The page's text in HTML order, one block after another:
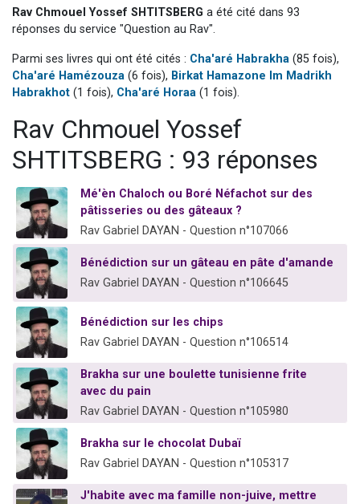
Il reste 49 places pour étudier en groupe sur Zoom
12 nouvelles musiques dans Torah-Box Music
Rav Chmouel Yossef SHTITSBERG a été cité dans 93
réponses du service "Question au Rav".
Parmi ses livres qui ont été cités : Cha'aré Habrakha (85 fois),
Cha'aré Hamézouza (6 fois), Birkat Hamazone Im Madrikh
Habrakhot (1 fois), Cha'aré Horaa (1 fois).
Rav Chmouel Yossef
SHTITSBERG : 93 réponses
Mé'èn Chaloch ou Boré Néfachot sur des
pâtisseries ou des gâteaux ?
Rav Gabriel DAYAN - Question n°107066
Bénédiction sur un gâteau en pâte d'amande
Rav Gabriel DAYAN - Question n°106645
Bénédiction sur les chips
Rav Gabriel DAYAN - Question n°106514
Brakha sur une boulette tunisienne frite
avec du pain
Rav Gabriel DAYAN - Question n°105980
Brakha sur le chocolat Dubaï
Rav Gabriel DAYAN - Question n°105317
J'habite avec ma famille non-juive, mettre